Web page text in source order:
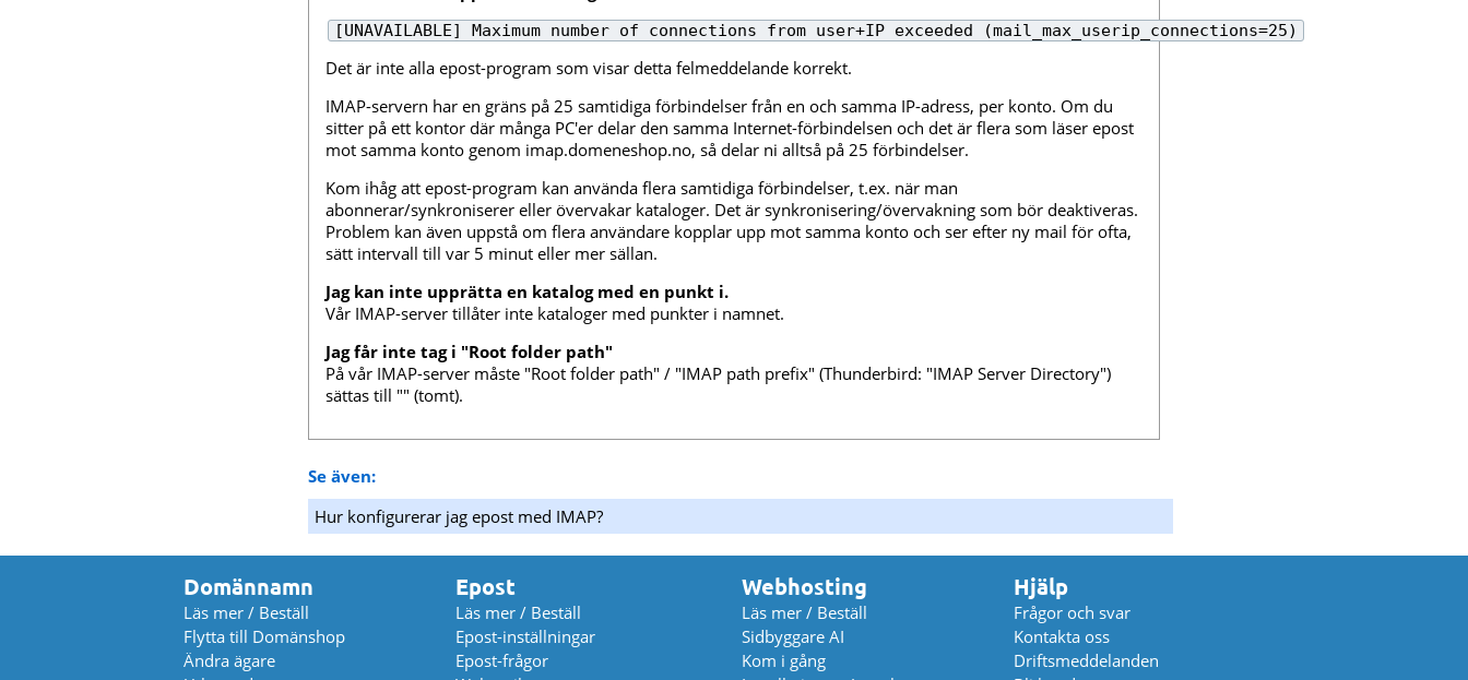
[UNAVAILABLE] Maximum number of connections from user+IP exceeded (mail_max_userip_connections=25)
Det är inte alla epost-program som visar detta felmeddelande korrekt.
IMAP-servern har en gräns på 25 samtidiga förbindelser från en och samma IP-adress, per konto. Om du
sitter på ett kontor där många PC'er delar den samma Internet-förbindelsen och det är flera som läser epost
mot samma konto genom imap.domeneshop.no, så delar ni alltså på 25 förbindelser.
Kom ihåg att epost-program kan använda flera samtidiga förbindelser, t.ex. när man
abonnerar/synkroniserer eller övervakar kataloger. Det är synkronisering/övervakning som bör deaktiveras.
Problem kan även uppstå om flera användare kopplar upp mot samma konto och ser efter ny mail för ofta,
sätt intervall till var 5 minut eller mer sällan.
Jag kan inte upprätta en katalog med en punkt i.
Vår IMAP-server tillåter inte kataloger med punkter i namnet.
Jag får inte tag i "Root folder path"
På vår IMAP-server måste "Root folder path" / "IMAP path prefix" (Thunderbird: "IMAP Server Directory")
sättas till "" (tomt).
Se även:
Hur konfigurerar jag epost med IMAP?
Domännamn
Läs mer / Beställ
Flytta till Domänshop
Ändra ägare
Epost
Läs mer / Beställ
Epost-inställningar
Epost-frågor
Webhosting
Läs mer / Beställ
Sidbyggare AI
Kom i gång
Hjälp
Frågor och svar
Kontakta oss
Driftsmeddelanden